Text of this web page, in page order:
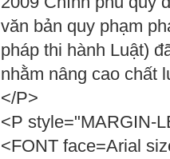
văn bản quy phạm
pháp thi hành Luật)
nhằm nâng cao chất
</P>
<P style="MARGIN-
<FONT face=Arial